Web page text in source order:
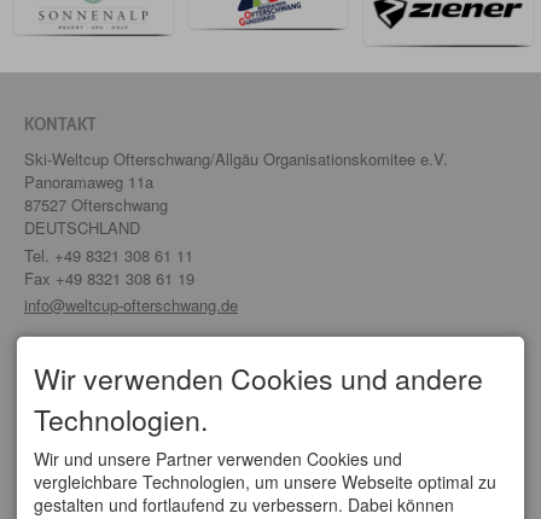
KONTAKT
Ski-Weltcup Ofterschwang/Allgäu Organisationskomitee e.V.
Panoramaweg 11a
87527 Ofterschwang
DEUTSCHLAND
Tel. +49 8321 308 61 11
Fax +49 8321 308 61 19
info@weltcup-ofterschwang.de
Organisationskomitee
Partner/ Sponsoren
Tickets
Anfahrt
WELTCUPS
Wir verwenden Cookies und andere
Technologien.
Wir und unsere Partner verwenden Cookies und
vergleichbare Technologien, um unsere Webseite optimal zu
gestalten und fortlaufend zu verbessern. Dabei können